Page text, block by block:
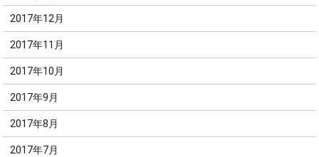
2017年12月
2017年11月
2017年10月
2017年9月
2017年8月
2017年7月